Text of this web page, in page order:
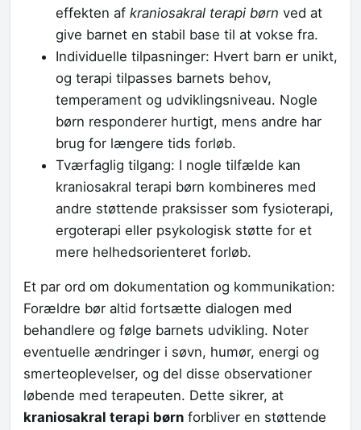
effekten af kraniosakral terapi børn ved at
give barnet en stabil base til at vokse fra.
Individuelle tilpasninger: Hvert barn er unikt,
og terapi tilpasses barnets behov,
temperament og udviklingsniveau. Nogle
børn responderer hurtigt, mens andre har
brug for længere tids forløb.
Tværfaglig tilgang: I nogle tilfælde kan
kraniosakral terapi børn kombineres med
andre støttende praksisser som fysioterapi,
ergoterapi eller psykologisk støtte for et
mere helhedsorienteret forløb.
Et par ord om dokumentation og kommunikation:
Forældre bør altid fortsætte dialogen med
behandlere og følge barnets udvikling. Noter
eventuelle ændringer i søvn, humør, energi og
smerteoplevelser, og del disse observationer
løbende med terapeuten. Dette sikrer, at
kraniosakral terapi børn forbliver en støttende